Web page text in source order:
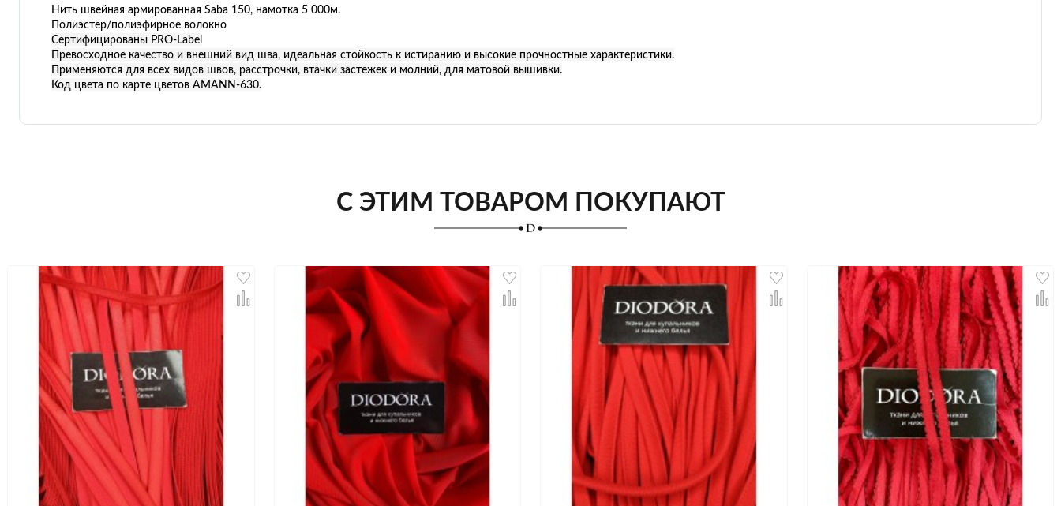
Нить швейная армированная Saba 150, намотка 5 000м.
Полиэстер/полиэфирное волокно
Сертифицированы PRO-Label
Превосходное качество и внешний вид шва, идеальная стойкость к истиранию и высокие прочностные характеристики.
Применяются для всех видов швов, расстрочки, втачки застежек и молний, для матовой вышивки.
Код цвета по карте цветов AMANN-630.
С ЭТИМ ТОВАРОМ ПОКУПАЮТ